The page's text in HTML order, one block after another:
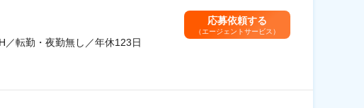
／転勤・夜勤無し／年休123日
応募依頼する
（エージェントサービス）